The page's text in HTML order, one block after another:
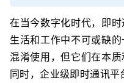
在当今数字化时代，即
生活和工作中不可或缺
混淆使用，但它们在本
同时，企业级即时通讯